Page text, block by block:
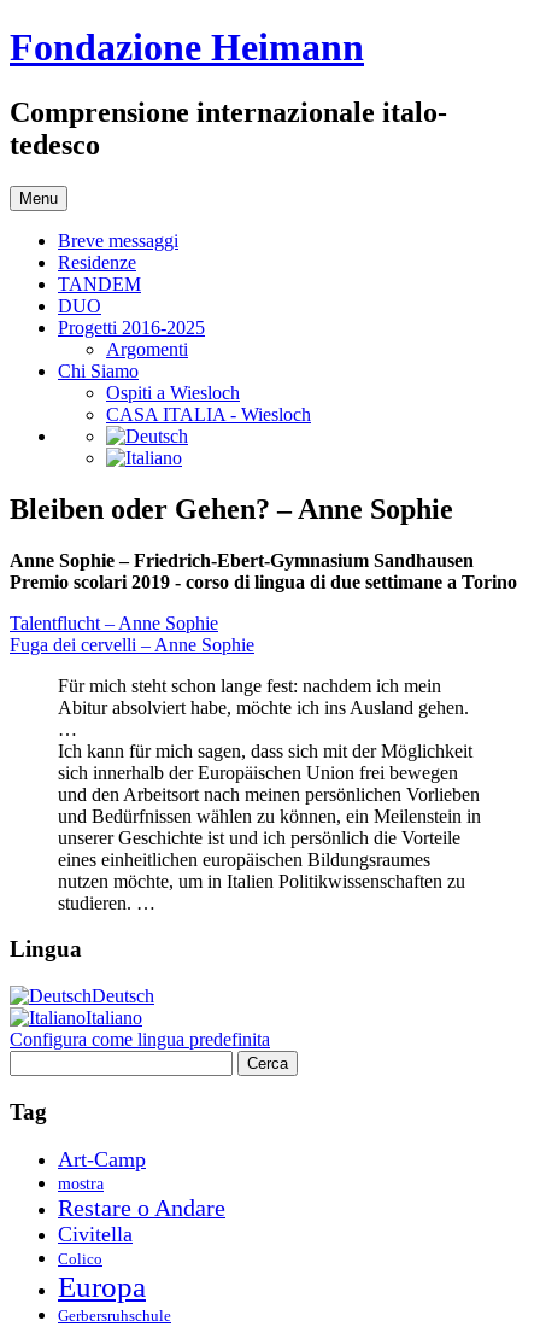
Vai
al
Fondazione Heimann
Comprensione internazionale italo-
tedesco
Menu
Breve messaggi
Residenze
TANDEM
DUO
Progetti 2016-2025
Argomenti
Chi Siamo
Ospiti a Wiesloch
CASA ITALIA - Wiesloch
Bleiben oder Gehen? – Anne Sophie
Anne Sophie – Friedrich-Ebert-Gymnasium Sandhausen
Premio scolari 2019 - corso di lingua di due settimane a Torino
Talentflucht – Anne Sophie
Fuga dei cervelli – Anne Sophie
Für mich steht schon lange fest: nachdem ich mein
Abitur absolviert habe, möchte ich ins Ausland gehen.
…
Ich kann für mich sagen, dass sich mit der Möglichkeit
sich innerhalb der Europäischen Union frei bewegen
und den Arbeitsort nach meinen persönlichen Vorlieben
und Bedürfnissen wählen zu können, ein Meilenstein in
unserer Geschichte ist und ich persönlich die Vorteile
eines einheitlichen europäischen Bildungsraumes
nutzen möchte, um in Italien Politikwissenschaften zu
studieren. …
Lingua
Deutsch
Italiano
Configura come lingua predefinita
per:
Tag
Art-Camp
mostra
Restare o Andare
Civitella
Colico
Europa
Gerbersruhschule